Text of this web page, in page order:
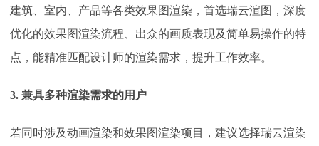
建筑、室内、产品等各类效果图渲染，首选瑞云渲图 ，深度
优化的效果图渲染流程、出众的画质表现及简单易操作的特
点，能精准匹配设计师的渲染需求，提升工作效率。
3. 兼具多种渲染需求的用户
若同时涉及动画渲染和效果图渲染项目，建议选择瑞云渲染